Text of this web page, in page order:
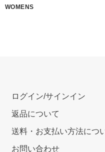
WOMENS
ログイン/サインイン
返品について
送料・お支払い方法につ
お問い合わせ